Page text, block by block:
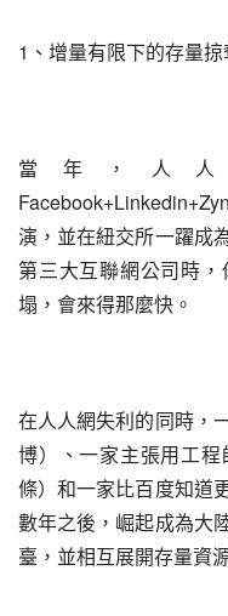
1、增量有限下的存量
當年，人
演，並在紐交所一躍成
第三大互聯網公司時
塌，會來得那麼快。
在人人網失利的同時，
博）、一家主張用工
條）和一家比百度知道
數年之後，崛起成為大
臺，並相互展開存量資